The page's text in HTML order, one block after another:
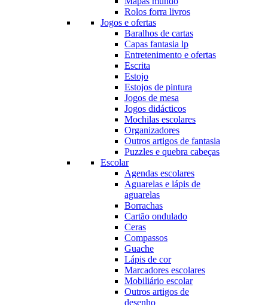
Rolos forra livros
Jogos e ofertas
Baralhos de cartas
Capas fantasia lp
Entretenimento e ofertas
Escrita
Estojo
Estojos de pintura
Jogos de mesa
Jogos didácticos
Mochilas escolares
Organizadores
Outros artigos de fantasia
Puzzles e quebra cabeças
Escolar
Agendas escolares
Aguarelas e lápis de
aguarelas
Borrachas
Cartão ondulado
Ceras
Compassos
Guache
Lápis de cor
Marcadores escolares
Mobiliário escolar
Outros artigos de
desenho